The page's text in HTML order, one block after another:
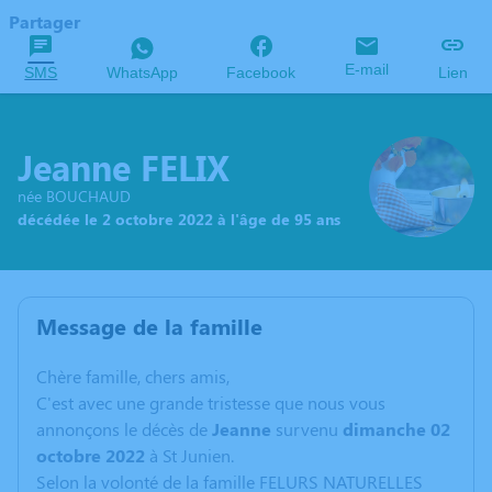
Partager
SMS WhatsApp Facebook E-mail Lien
Jeanne FELIX
née BOUCHAUD
décédée le 2 octobre 2022 à l'âge de 95 ans
Message de la famille
Chère famille, chers amis,
C'est avec une grande tristesse que nous vous
annonçons le décès deJeanne survenu dimanche 02
octobre 2022 à St Junien.
Selon la volonté de la famille FELURS NATURELLES